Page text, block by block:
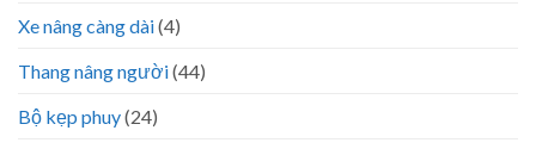
Xe nâng càng dài(4)
Thang nâng người(44)
Bộ kẹp phuy(24)